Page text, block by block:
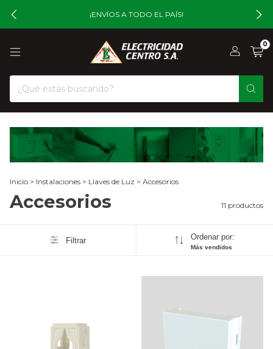
¡ENVÍOS A TODO EL PAÍS!
0
Inicio > Instalaciones > Llaves de Luz > Accesorios
Accesorios 11 productos
Filtrar Ordenar por:
Más vendidos